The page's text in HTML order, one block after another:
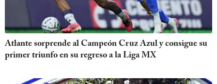
Atlante sorprende al Campeón Cruz Azul y consigue su
primer triunfo en su regreso a la Liga MX